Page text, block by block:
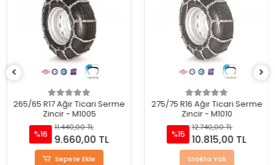
265/65 R17 Ağır Ticari Serme
Zincir - M1005
%16
11.440,00 TL
9.660,00 TL
Sepete Ekle
275/75 R16 Ağır Ticari Serme
Zincir - M1010
%15
12.740,00 TL
10.815,00 TL
Stokta Yok